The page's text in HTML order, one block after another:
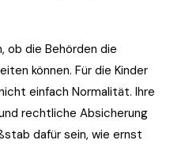
ob die Behörden die
können. Für die Kinder
einfach Normalität. Ihre
rechtliche Absicherung
dafür sein, wie ernst